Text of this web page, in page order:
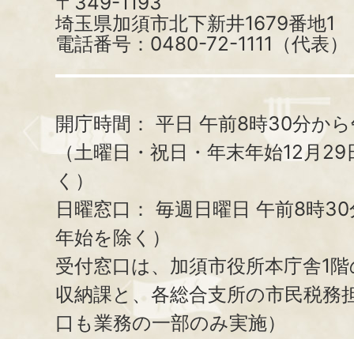
埼玉県加須市北下新井1679番地1
電話番号：0480-72-1111（代表）
開庁時間： 平日 午前8時30分か
（土曜日・祝日・年末年始12月
く）
日曜窓口： 毎週日曜日 午前8時
年始を除く）
受付窓口は、加須市役所本庁舎1
収納課と、 各総合支所の市民税務
口も業務の一部のみ実施）